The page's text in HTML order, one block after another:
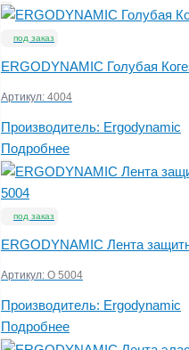
под заказ
ERGODYNAMIC Голубая
Артикул: 4004
Производитель: Ergodynamic
Подробнее
под заказ
ERGODYNAMIC Лента
Артикул: O 5004
Производитель: Ergodynamic
Подробнее